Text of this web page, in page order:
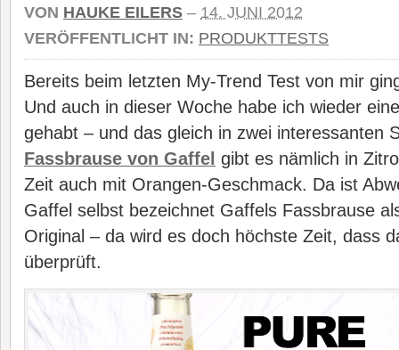
VON HAUKE EILERS – 14. JUNI 2012
VERÖFFENTLICHT IN: PRODUKTTESTS
Bereits beim letzten My-Trend Test von mir
Und auch in dieser Woche habe ich wieder
gehabt – und das gleich in zwei interessanten
Fassbrause von Gaffel gibt es nämlich in
Zeit auch mit Orangen-Geschmack. Da ist
Gaffel selbst bezeichnet Gaffels Fassbrause
Original – da wird es doch höchste Zeit, dass
überprüft.